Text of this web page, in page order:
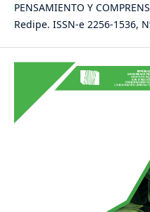
PENSAMIENTO Y
Redipe. ISSN-e 2256-1536,